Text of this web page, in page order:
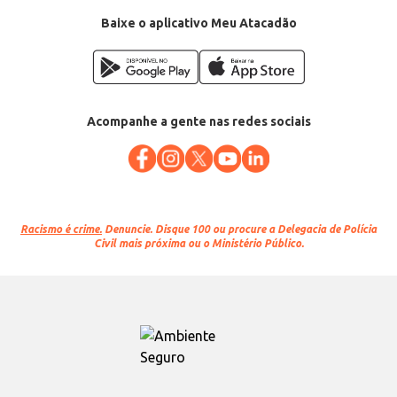
Baixe o aplicativo Meu Atacadão
Acompanhe a gente nas redes sociais
Racismo é crime. Denuncie. Disque 100 ou procure a Delegacia de Polícia
Civil mais próxima ou o Ministério Público.